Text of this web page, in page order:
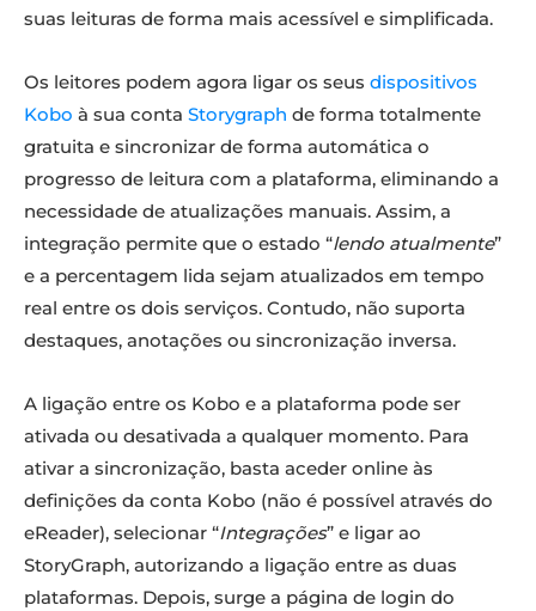
suas leituras de forma mais acessível e simplificada.
Os leitores podem agora ligar os seus dispositivos
Kobo à sua conta Storygraph de forma totalmente
gratuita e sincronizar de forma automática o
progresso de leitura com a plataforma, eliminando a
necessidade de atualizações manuais. Assim, a
integração permite que o estado “lendo atualmente”
e a percentagem lida sejam atualizados em tempo
real entre os dois serviços. Contudo, não suporta
destaques, anotações ou sincronização inversa.
A ligação entre os Kobo e a plataforma pode ser
ativada ou desativada a qualquer momento. Para
ativar a sincronização, basta aceder online às
definições da conta Kobo (não é possível através do
eReader), selecionar “Integrações” e ligar ao
StoryGraph, autorizando a ligação entre as duas
plataformas. Depois, surge a página de login do